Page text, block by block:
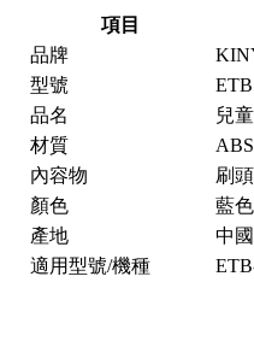
項目
品牌
型號
品名
兒
材質
內容物
刷
顏色
藍
產地
中國
適用型號/機種